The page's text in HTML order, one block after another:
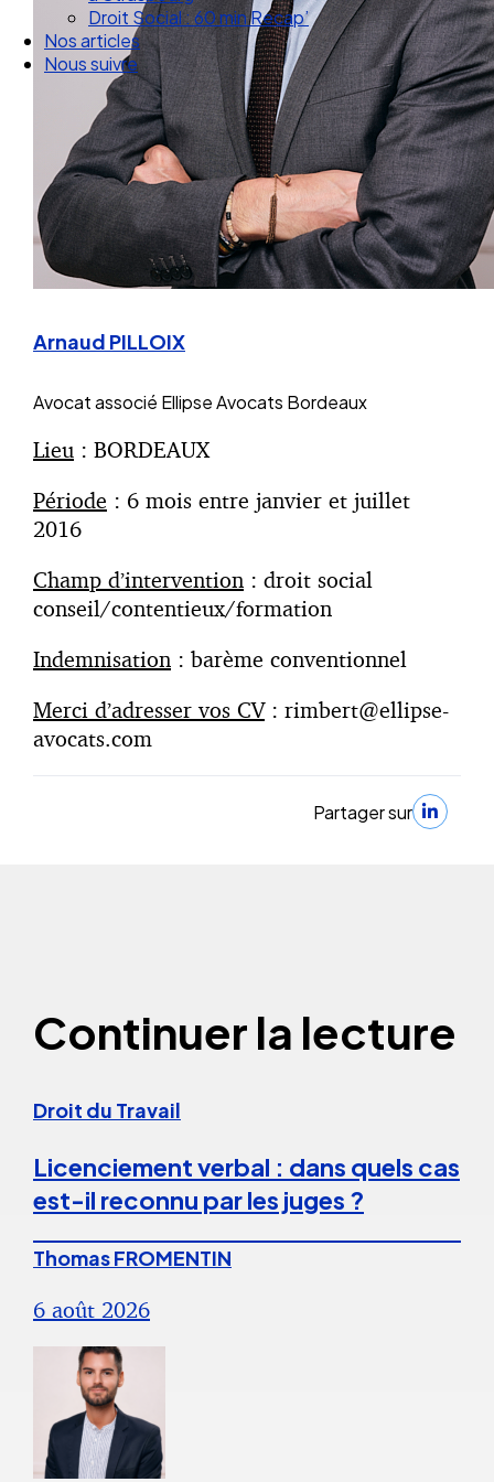
Nos articles
Nous suivre
Arnaud PILLOIX
Avocat associé Ellipse Avocats Bordeaux
Lieu : BORDEAUX
Période : 6 mois entre janvier et juillet
2016
Champ d’intervention : droit social
conseil/contentieux/formation
Indemnisation : barème conventionnel
Merci d’adresser vos CV: rimbert@ellipse-
avocats.com
Partager sur
Continuer la lecture
Droit du Travail
Licenciement verbal : dans quels cas
est-il reconnu par les juges ?
Thomas FROMENTIN
6 août 2026